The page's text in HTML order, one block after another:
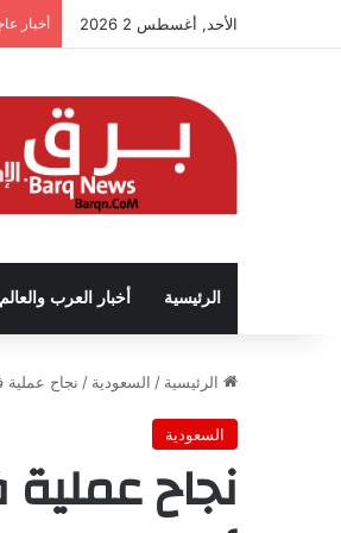
الأحد, أغسطس 2 2026 أخبار
الرئيسية أخبار العرب والعالم
الرئيسية / السعودية / نجاح عملية
السعودية
نجاح